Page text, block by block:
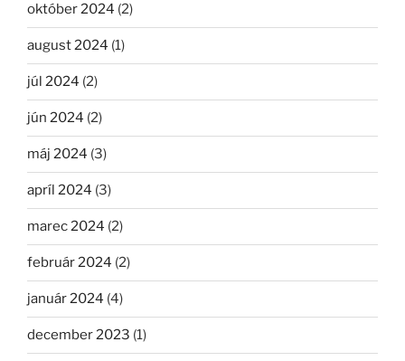
október 2024 (2)
august 2024 (1)
júl 2024 (2)
jún 2024 (2)
máj 2024 (3)
apríl 2024 (3)
marec 2024 (2)
február 2024 (2)
január 2024 (4)
december 2023 (1)